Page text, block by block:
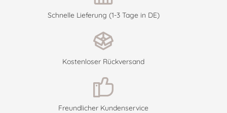
Schnelle Lieferung (1-3 Tage in DE)
Kostenloser Rückversand
Freundlicher Kundenservice